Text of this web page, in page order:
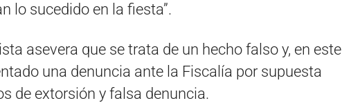
lo sucedido en la fiesta”.
asevera que se trata de un hecho falso y, en este
una denuncia ante la Fiscalía por supuesta
de extorsión y falsa denuncia.